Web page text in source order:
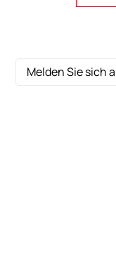
Melden Sie sich